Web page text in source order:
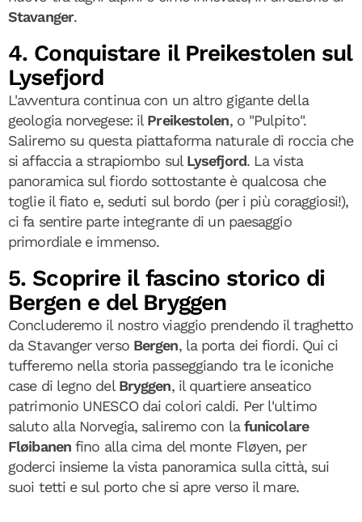
Stavanger.
4. Conquistare il Preikestolen sul
Lysefjord
L'avventura continua con un altro gigante della
geologia norvegese: il Preikestolen, o "Pulpito".
Saliremo su questa piattaforma naturale di roccia che
si affaccia a strapiombo sul Lysefjord. La vista
panoramica sul fiordo sottostante è qualcosa che
toglie il fiato e, seduti sul bordo (per i più coraggiosi!),
ci fa sentire parte integrante di un paesaggio
primordiale e immenso.
5. Scoprire il fascino storico di
Bergen e del Bryggen
Concluderemo il nostro viaggio prendendo il traghetto
da Stavanger verso Bergen, la porta dei fiordi. Qui ci
tufferemo nella storia passeggiando tra le iconiche
case di legno del Bryggen, il quartiere anseatico
patrimonio UNESCO dai colori caldi. Per l'ultimo
saluto alla Norvegia, saliremo con la funicolare
Fløibanenfino alla cima del monte Fløyen, per
goderci insieme la vista panoramica sulla città, sui
suoi tetti e sul porto che si apre verso il mare.